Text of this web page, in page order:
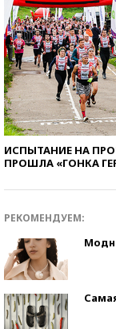
ИСПЫТАНИЕ НА
ПРОШЛА «ГОНКА
РЕКОМЕНДУЕМ: